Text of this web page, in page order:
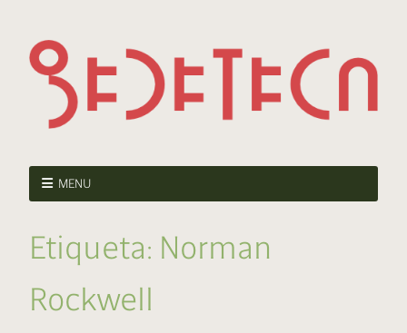
MENU
Etiqueta: Norman
Rockwell